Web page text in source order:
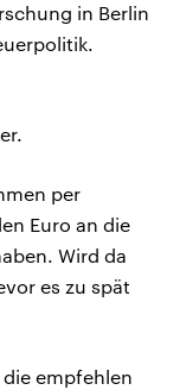
in Berlin
per
Euro an die
Wird da
es zu spät
empfehlen